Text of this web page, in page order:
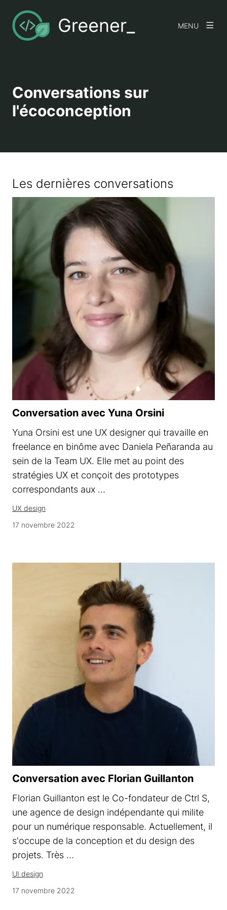
MENU
Conversations sur
l'écoconception
Les dernières conversations
Conversation avec Yuna Orsini
Yuna Orsini est une UX designer qui travaille en
freelance en binôme avec Daniela Peñaranda au
sein de la Team UX. Elle met au point des
stratégies UX et conçoit des prototypes
correspondants aux …
UX design
17 novembre 2022
Conversation avec Florian Guillanton
Florian Guillanton est le Co-fondateur de Ctrl S,
une agence de design indépendante qui milite
pour un numérique responsable. Actuellement, il
s'occupe de la conception et du design des
projets. Très …
UI design
17 novembre 2022